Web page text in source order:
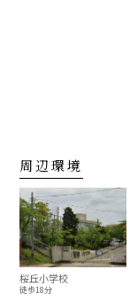
周辺環境
桜丘小学校
徒歩18分